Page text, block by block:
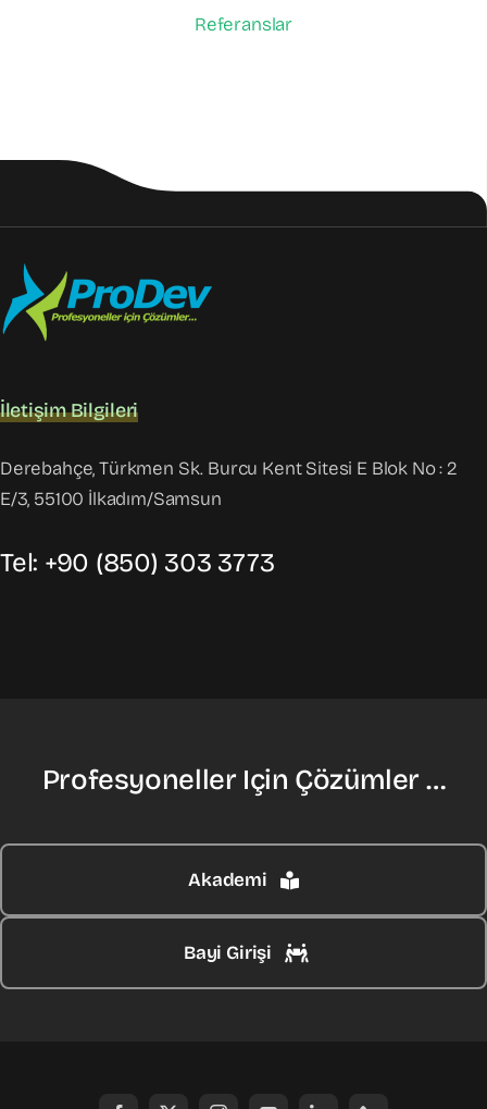
Referanslar
İletişim Bilgileri
Derebahçe, Türkmen Sk. Burcu Kent Sitesi E Blok No : 2
E/3, 55100 İlkadım/Samsun
Tel: +90 (850) 303 3773
Profesyoneller Için Çözümler …
Akademi
Bayi Girişi